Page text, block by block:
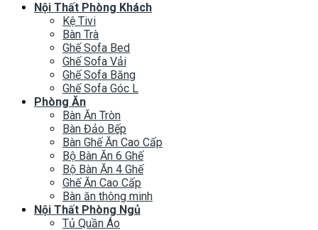
Nội Thất Phòng Khách
Kệ Tivi
Bàn Trà
Ghế Sofa Bed
Ghế Sofa Vải
Ghế Sofa Băng
Ghế Sofa Góc L
Phòng Ăn
Bàn Ăn Tròn
Bàn Đảo Bếp
Bàn Ghế Ăn Cao Cấp
Bộ Bàn Ăn 6 Ghế
Bộ Bàn Ăn 4 Ghế
Ghế Ăn Cao Cấp
Bàn ăn thông minh
Nội Thất Phòng Ngủ
Tủ Quần Áo